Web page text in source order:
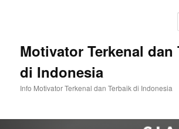
Motivator Terkenal dan
di Indonesia
Info Motivator Terkenal dan Terbaik di Indonesia